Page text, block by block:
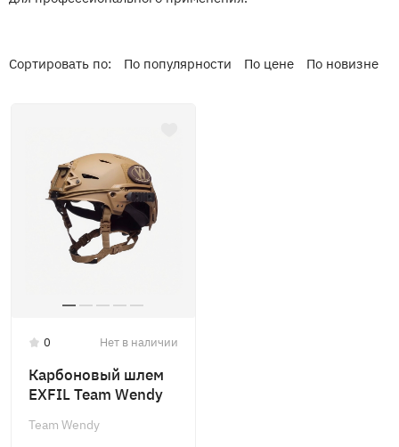
Сортировать по: По популярности По цене По новизне
0
Карбоновый шлем
EXFIL Team Wendy
Team Wendy
Нет в наличии